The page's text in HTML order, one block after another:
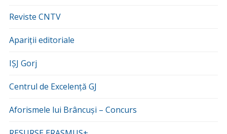
Reviste CNTV
Apariții editoriale
IȘJ Gorj
Centrul de Excelență GJ
Aforismele lui Brâncuși – Concurs